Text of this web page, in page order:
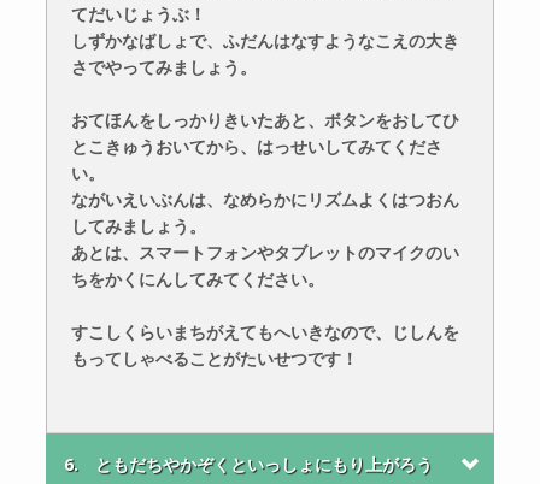
てだいじょうぶ！
しずかなばしょで、ふだんはなすようなこえの大き
さでやってみましょう。
おてほんをしっかりきいたあと、ボタンをおしてひ
とこきゅうおいてから、はっせいしてみてくださ
い。
ながいえいぶんは、なめらかにリズムよくはつおん
してみましょう。
あとは、スマートフォンやタブレットのマイクのい
ちをかくにんしてみてください。
すこしくらいまちがえてもへいきなので、じしんを
もってしゃべることがたいせつです！
6. ともだちやかぞくといっしょにもり上がろう